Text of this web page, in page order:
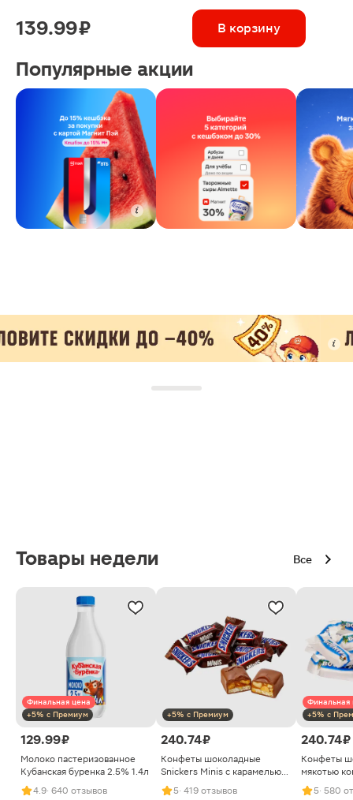
139.99 ₽ В корзину
Популярные акции
Товары недели Все
Финальная цена
+5% с Премиум
129.99 ₽
Молоко пастеризованное
Кубанская буренка 2.5% 1.4л
4.9· 640 отзывов
+5% с Премиум
240.74 ₽
Конфеты шоколадные
Snickers Minis с карамелью
арахисом и нугой
5· 419 отзывов
Финальная
+5% с
240.74 ₽
Конфеты
мякотью
5· 580